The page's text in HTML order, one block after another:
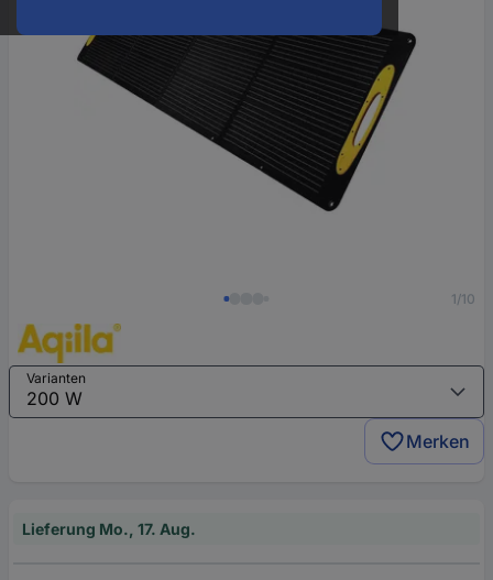
1/10
Varianten
Merken
Lieferung Mo., 17. Aug.